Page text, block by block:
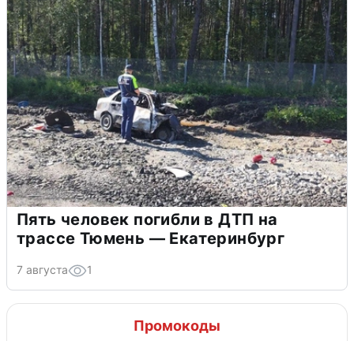
Пять человек погибли в ДТП на
трассе Тюмень — Екатеринбург
7 августа 1
Промокоды